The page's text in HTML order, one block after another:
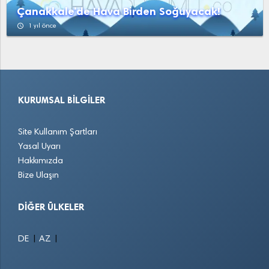
Çanakkale'de Hava Birden Soğuyacak!
access_time 1 yıl önce
KURUMSAL BILGILER
Site Kullanım Şartları
Yasal Uyarı
Hakkımızda
Bize Ulaşın
DIĞER ÜLKELER
DE AZ